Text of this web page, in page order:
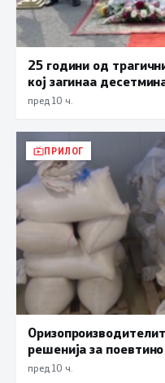
25 години од
кој загинаа
пред 10 ч.
ПРИЛОГ
решенија за
пред 10 ч.